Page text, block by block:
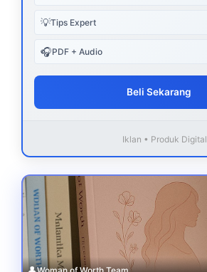
💡Tips Expert
🎧PDF + Audio
Beli Sekarang
Iklan • Produk Digital